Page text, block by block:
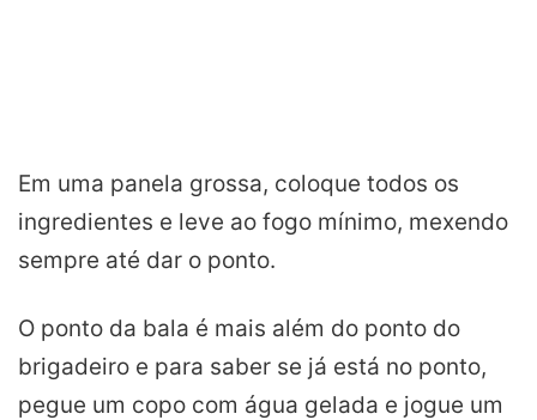
Em uma panela grossa, coloque todos os
ingredientes e leve ao fogo mínimo, mexendo
sempre até dar o ponto.
O ponto da bala é mais além do ponto do
brigadeiro e para saber se já está no ponto,
pegue um copo com água gelada e jogue um